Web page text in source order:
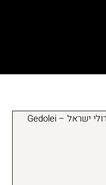
גדולי ישראל – Gedolei